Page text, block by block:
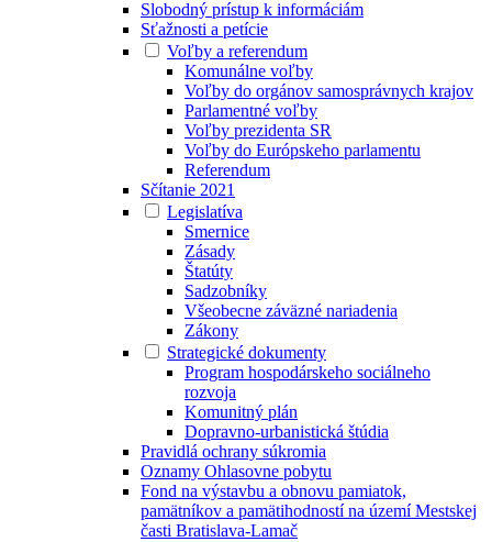
Slobodný prístup k informáciám
Sťažnosti a petície
Voľby a referendum
Komunálne voľby
Voľby do orgánov samosprávnych krajov
Parlamentné voľby
Voľby prezidenta SR
Voľby do Európskeho parlamentu
Referendum
Sčítanie 2021
Legislatíva
Smernice
Zásady
Štatúty
Sadzobníky
Všeobecne záväzné nariadenia
Zákony
Strategické dokumenty
Program hospodárskeho sociálneho
rozvoja
Komunitný plán
Dopravno-urbanistická štúdia
Pravidlá ochrany súkromia
Oznamy Ohlasovne pobytu
Fond na výstavbu a obnovu pamiatok,
pamätníkov a pamätihodností na území Mestskej
časti Bratislava-Lamač